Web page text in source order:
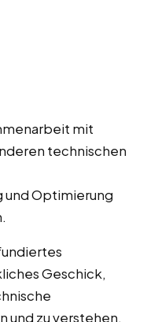
mit
technischen
und Optimierung
Geschick,
und zu verstehen.